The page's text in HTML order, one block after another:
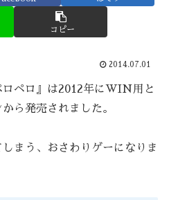
コピー
2014.07.01
ロペロ』は2012年にWIN用と
ら発売されました。
まう、おさわりゲーになりま